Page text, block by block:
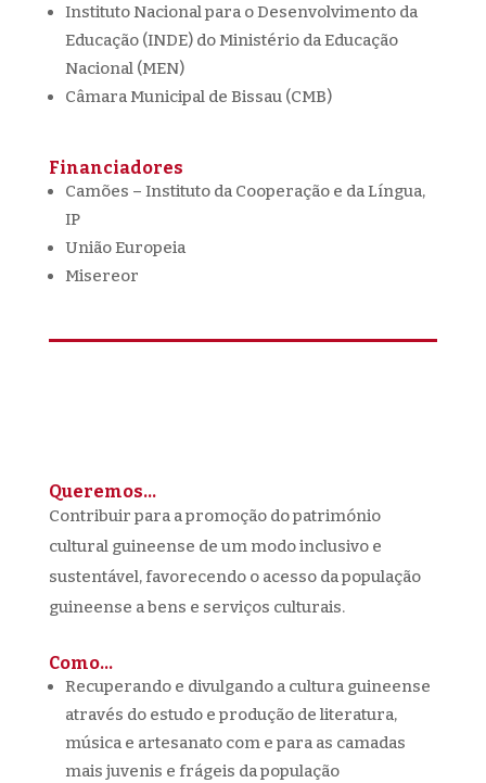
Instituto Nacional para o Desenvolvimento da
Educação (INDE) do Ministério da Educação
Nacional (MEN)
Câmara Municipal de Bissau (CMB)
Financiadores
Camões – Instituto da Cooperação e da Língua,
IP
União Europeia
Misereor
Queremos…
Contribuir para a promoção do património
cultural guineense de um modo inclusivo e
sustentável, favorecendo o acesso da população
guineense a bens e serviços culturais.
Como…
Recuperando e divulgando a cultura guineense
através do estudo e produção de literatura,
música e artesanato com e para as camadas
mais juvenis e frágeis da população